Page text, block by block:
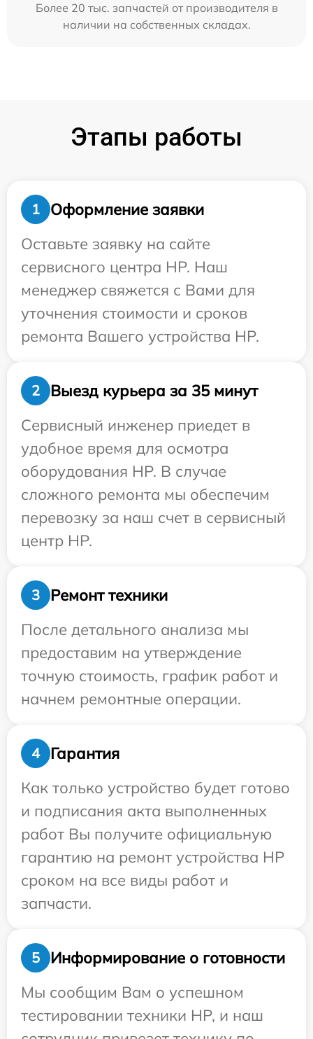
Более 20 тыс. запчастей от производителя в
наличии на собственных складах.
Этапы работы
1
Оформление заявки
Оставьте заявку на сайте
сервисного центра HP. Наш
менеджер свяжется с Вами для
уточнения стоимости и сроков
ремонта Вашего устройства HP.
2
Выезд курьера за 35 минут
Сервисный инженер приедет в
удобное время для осмотра
оборудования HP. В случае
сложного ремонта мы обеспечим
перевозку за наш счет в сервисный
центр HP.
3
Ремонт техники
После детального анализа мы
предоставим на утверждение
точную стоимость, график работ и
начнем ремонтные операции.
4
Гарантия
Как только устройство будет готово
и подписания акта выполненных
работ Вы получите официальную
гарантию на ремонт устройства HP
сроком на все виды работ и
запчасти.
5
Информирование о готовности
Мы сообщим Вам о успешном
тестировании техники HP, и наш